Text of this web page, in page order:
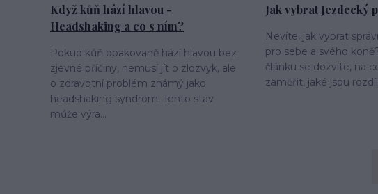
Když kůň hází hlavou -
Headshaking a co s ním?
Pokud kůň opakovaně hází hlavou bez
zjevné příčiny, nemusí jít o zlozvyk, ale
o zdravotní problém známý jako
headshaking syndrom. Tento stav
může výra...
Jak vybrat Jezdecký
Nevíte, jak vybrat
pro sebe a svého
článku se dozvíte, na
zaměřit, jaké jsou